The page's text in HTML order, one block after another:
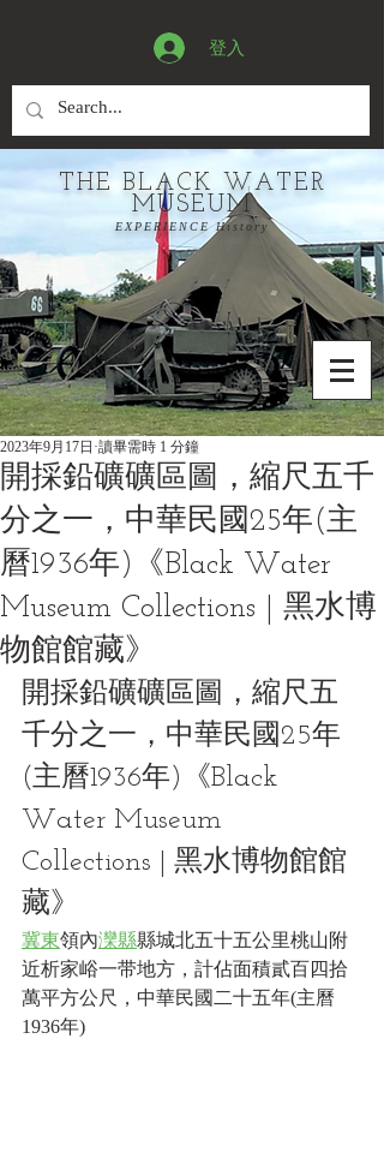
登入
THE BLACK WATER
MUSEUM
EXPERIENCE History
開採鉛礦礦區圖，縮尺五千
分之一，中華民國25年(主
曆1936年)《Black Water
Museum Collections | 黑水博
物館館藏》
2023年9月17日 讀畢需時 1 分鐘
開採鉛礦礦區圖，縮尺五
千分之一，中華民國25年
(主曆1936年)《Black
Water Museum
Collections | 黑水博物館館
藏》
冀東領內灤縣縣城北五十五公里桃山附
近析家峪一带地方，計佔面積貳百四拾
萬平方公尺，中華民國二十五年(主曆
1936年)